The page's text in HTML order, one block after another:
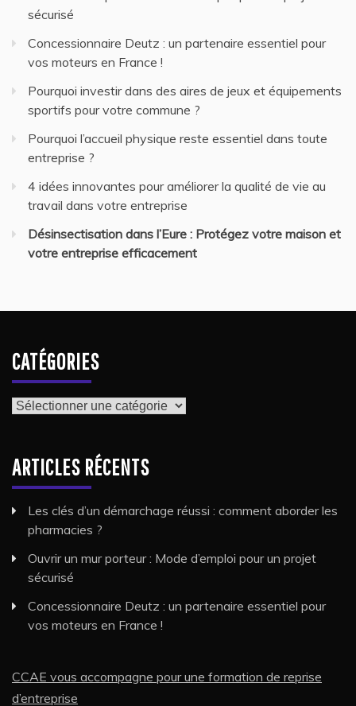
sécurisé
Concessionnaire Deutz : un partenaire essentiel pour
vos moteurs en France !
Pourquoi investir dans des aires de jeux et équipements
sportifs pour votre commune ?
Pourquoi l’accueil physique reste essentiel dans toute
entreprise ?
4 idées innovantes pour améliorer la qualité de vie au
travail dans votre entreprise
Désinsectisation dans l’Eure : Protégez votre maison et
votre entreprise efficacement
CATÉGORIES
Catégories
ARTICLES RÉCENTS
Les clés d’un démarchage réussi : comment aborder les
pharmacies ?
Ouvrir un mur porteur : Mode d’emploi pour un projet
sécurisé
Concessionnaire Deutz : un partenaire essentiel pour
vos moteurs en France !
CCAE vous accompagne pour une formation de reprise
d’entreprise